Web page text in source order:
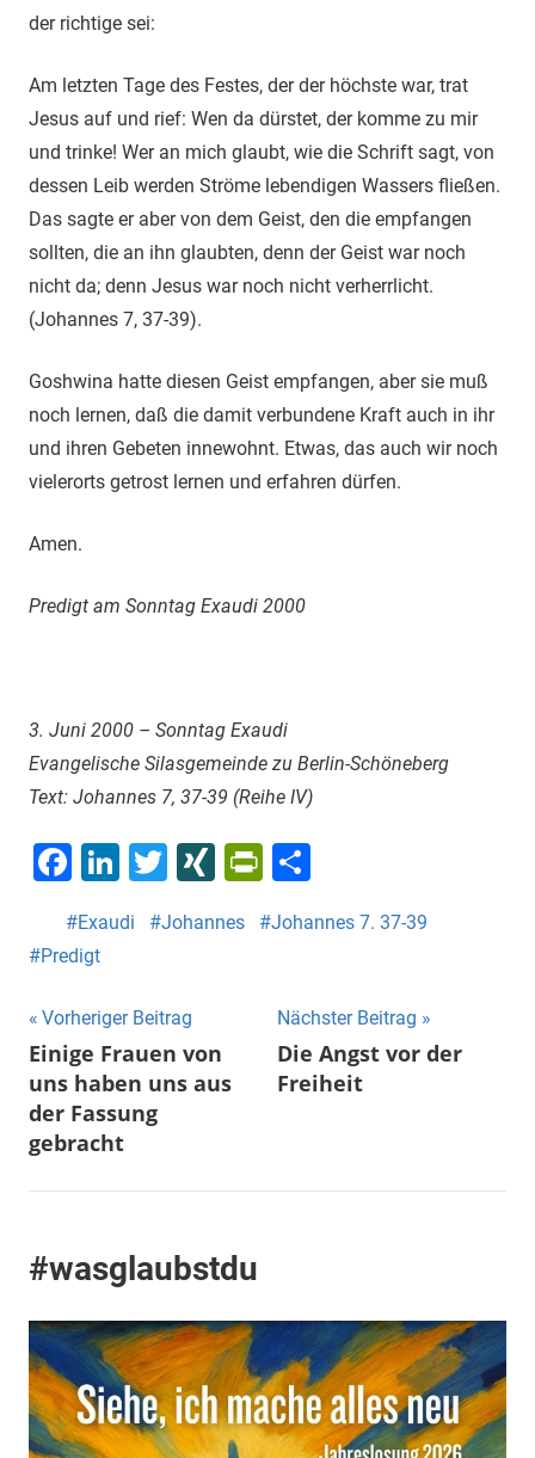
der richtige sei:
Am letzten Tage des Festes, der der höchste war, trat
Jesus auf und rief: Wen da dürstet, der komme zu mir
und trinke! Wer an mich glaubt, wie die Schrift sagt, von
dessen Leib werden Ströme lebendigen Wassers fließen.
Das sagte er aber von dem Geist, den die empfangen
sollten, die an ihn glaubten, denn der Geist war noch
nicht da; denn Jesus war noch nicht verherrlicht.
(Johannes 7, 37-39).
Goshwina hatte diesen Geist empfangen, aber sie muß
noch lernen, daß die damit verbundene Kraft auch in ihr
und ihren Gebeten innewohnt. Etwas, das auch wir noch
vielerorts getrost lernen und erfahren dürfen.
Amen.
Predigt am Sonntag Exaudi 2000
3. Juni 2000 – Sonntag Exaudi
Evangelische Silasgemeinde zu Berlin-Schöneberg
Text: Johannes 7, 37-39 (Reihe IV)
Facebook
LinkedIn
Twitter
XINGPrintFriendly
Exaudi Johannes
Johannes 7. 37-39
Predigt
Beitragsnavigation
Vorheriger Beitrag
Einige Frauen von
uns haben uns aus
der Fassung
gebracht
Nächster Beitrag
Die Angst vor der
Freiheit
#wasglaubstdu